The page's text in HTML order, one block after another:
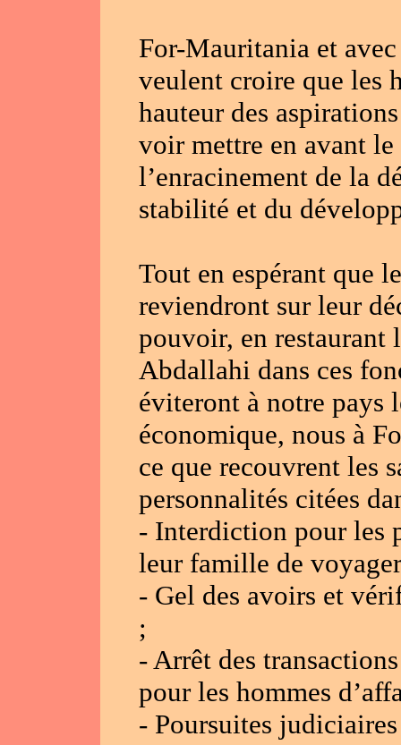
For-Mauritania et
veulent croire que les
hauteur des
voir mettre en avant le
l’enracinement de la
stabilité et du
Tout en espérant que
reviendront sur leur
pouvoir, en restaurant
Abdallahi dans ces
éviteront à notre pays
économique, nous à
ce que recouvrent les
personnalités citées
- Interdiction pour les
leur famille de
- Gel des avoirs et
;
- Arrêt des
pour les hommes
- Poursuites